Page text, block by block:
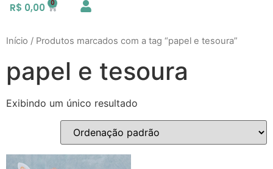
R$ 0,00
Início / Produtos marcados com a tag “papel e tesoura”
papel e tesoura
Exibindo um único resultado